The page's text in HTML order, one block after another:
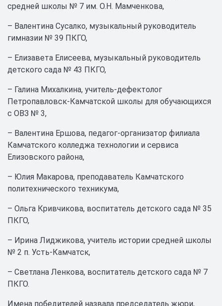
средней школы № 7 им. О.Н. Мамченкова,
– Валентина Сусалко, музыкальный руководитель
гимназии № 39 ПКГО,
– Елизавета Елисеева, музыкальный руководитель
детского сада № 43 ПКГО,
– Галина Михалкина, учитель-дефектолог
Петропавловск-Камчатской школы для обучающихся
с ОВЗ № 3,
– Валентина Ершова, педагог-организатор филиала
Камчатского колледжа технологии и сервиса
Елизовского района,
– Юлия Макарова, преподаватель Камчатского
политехнического техникума,
– Ольга Кривчикова, воспитатель детского сада № 35
ПКГО,
– Ирина Лиджикова, учитель истории средней школы
№ 2 п. Усть-Камчатск,
– Светлана Ленкова, воспитатель детского сада № 7
ПКГО.
Имена победителей назвала председатель жюри,